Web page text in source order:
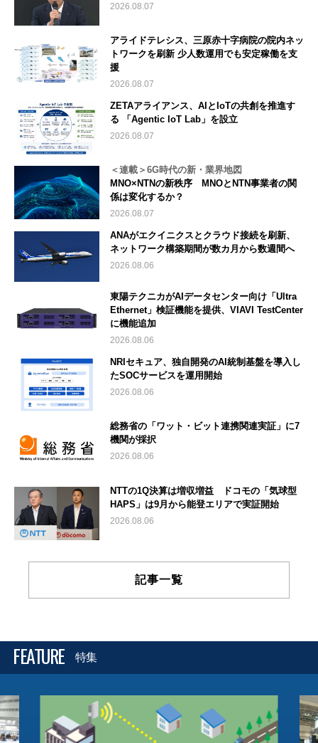
2026.08.07
アライドテレシス、三原赤十字病院の院内ネッ
トワークを刷新 少人数運用でも安定稼働を支
援
2026.08.07
ZETAアライアンス、AIとIoTの共創を推進す
る 「Agentic IoT Lab」を設立
2026.08.07
＜連載＞6G時代の新・業界地図
MNO×NTNの新秩序 MNOとNTN事業者の関
係は変化するか？
2026.08.07
ANAがエクイニクスとクラウド接続を刷新、
ネットワーク構築期間が数カ月から数週間へ
2026.08.06
東陽テクニカがAIデータセンター向け「Ultra
Ethernet」検証機能を提供、VIAVI TestCenter
に機能追加
2026.08.06
NRIセキュア、独自開発のAI統制基盤を導入し
たSOCサービスを運用開始
2026.08.06
総務省の「ワット・ビット連携関連実証」に7
機関が採択
2026.08.06
NTTの1Q決算は増収増益 ドコモの「気球型
HAPS」は9月から能登エリアで実証開始
2026.08.06
記事一覧
FEATURE 特集